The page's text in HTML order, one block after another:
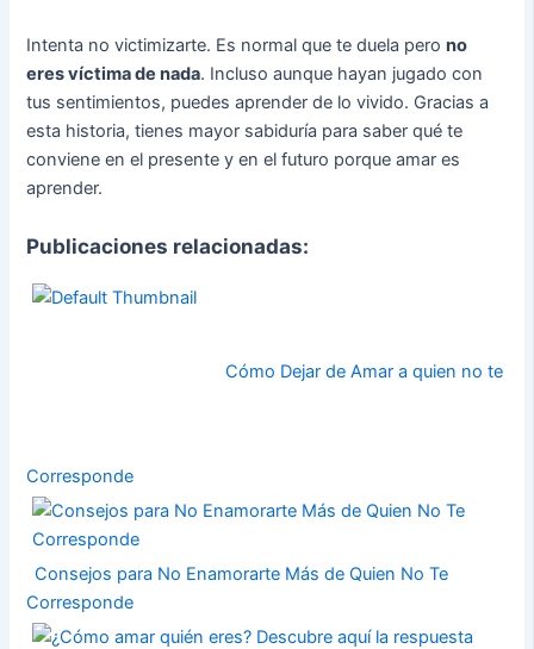
Intenta no victimizarte. Es normal que te duela perono
eres víctima de nada. Incluso aunque hayan jugado con
tus sentimientos, puedes aprender de lo vivido. Gracias a
esta historia, tienes mayor sabiduría para saber qué te
conviene en el presente y en el futuro porque amar es
aprender.
Publicaciones relacionadas:
Cómo Dejar de Amar a quien no te
Corresponde
Consejos para No Enamorarte Más de Quien No Te
Corresponde